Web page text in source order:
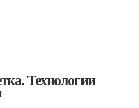
Технологии